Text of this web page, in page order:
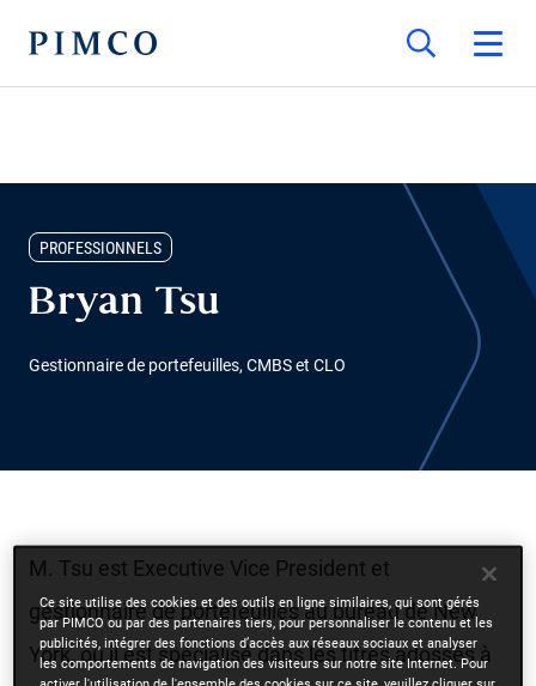
PROFESSIONNELS
Bryan Tsu
Gestionnaire de portefeuilles, CMBS et CLO
M. Tsu est Executive Vice President et
gestionnaire de portefeuilles au bureau de New
York, où il est spécialisé dans les titres adossés à
Ce site utilise des cookies et des outils en ligne similaires, qui sont gérés
par PIMCO ou par des partenaires tiers, pour personnaliser le contenu et les
publicités, intégrer des fonctions d’accès aux réseaux sociaux et analyser
les comportements de navigation des visiteurs sur notre site Internet. Pour